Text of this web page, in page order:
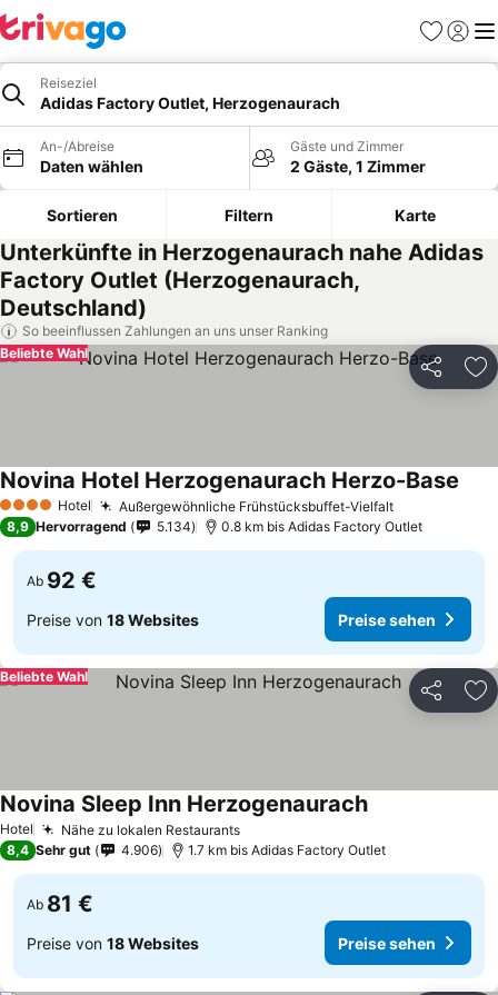
Favoriten
Reiseziel
Adidas Factory Outlet, Herzogenaurach
An-/Abreise
Daten wählen
Gäste und Zimmer
2 Gäste, 1 Zimmer
Sortieren Filtern Karte
Unterkünfte in Herzogenaurach nahe Adidas
Factory Outlet (Herzogenaurach,
Deutschland)
So beeinflussen Zahlungen an uns unser Ranking
Teilen
Beliebte Wahl
4 Sterne Hotel Außergewöhnliche Frühstücksbuffet-VielfaltPreise sehen
Novina Hotel Herzogenaurach Herzo-Base
8,9 Hervorragend 5.134 0.8 km bis Adidas Factory Outlet
Ab 92 €
Preise von 18 Websites Preise sehen
Teilen
Beliebte Wahl
Hotel Nähe zu lokalen RestaurantsPreise sehen
Novina Sleep Inn HerzogenaurachPreise sehen
8,4 Sehr gut 4.906 1.7 km bis Adidas Factory Outlet
Ab 81 €
Preise von 18 Websites Preise sehen